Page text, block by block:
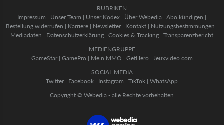
RUBRIKEN
Impressum | Unser Team | Unser Kodex | Über Webedia | Abo kündigen |
Bestellung widerrufen | Karriere | Newsletter | Kontakt | Nutzungsbestimmungen |
Mediadaten | Datenschutzerklärung | Cookies & Tracking | Transparenzbericht
MEDIENGRUPPE
GameStar| GamePro | Mein MMO | GetHero | Jeuxvideo.com
SOCIAL MEDIA
Twitter | Facebook | Instagram | TikTok | WhatsApp
Copyright © Webedia - alle Rechte vorbehalten